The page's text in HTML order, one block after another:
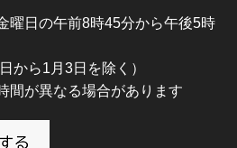
曜日の午前8時45分から午後5時
から1月3日を除く）
間が異なる場合があります